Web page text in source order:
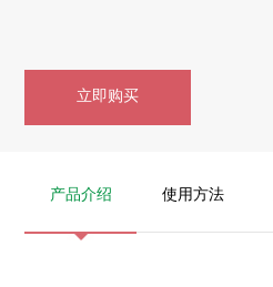
立即购买
产品介绍 使用方法